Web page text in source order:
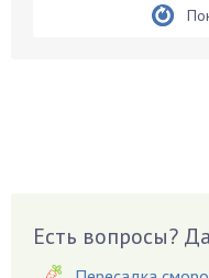
Вишня
Вредители
Есть вопросы?